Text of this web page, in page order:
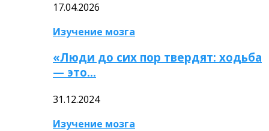
17.04.2026
Изучение мозга
«Люди до сих пор твердят: ходьба
— это…
31.12.2024
Изучение мозга